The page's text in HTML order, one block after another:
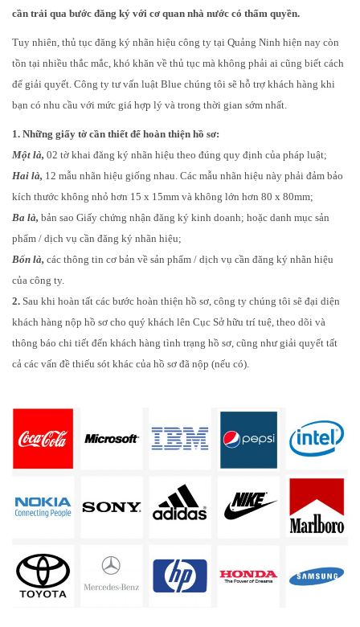
cần trải qua bước đăng ký với cơ quan nhà nước có thẩm quyền.
Tuy nhiên, thủ tục đăng ký nhãn hiệu công ty tại Quảng Ninh hiện nay còn
tồn tại nhiều thắc mắc, khó khăn về thủ tục mà không phải ai cũng biết cách
để giải quyết. Công ty tư vấn luật Blue chúng tôi sẽ hỗ trợ khách hàng khi
bạn có nhu cầu với mức giá hợp lý và trong thời gian sớm nhất.
1. Những giấy tờ cần thiết để hoàn thiện hồ sơ:
Một là, 02 tờ khai đăng ký nhãn hiệu theo đúng quy định của pháp luật;
Hai là, 12 mẫu nhãn hiệu giống nhau. Các mẫu nhãn hiệu này phải đảm bảo
kích thước không nhỏ hơn 15 x 15mm và không lớn hơn 80 x 80mm;
Ba là, bản sao Giấy chứng nhận đăng ký kinh doanh; hoặc danh mục sản
phẩm / dịch vụ cần đăng ký nhãn hiệu;
Bốn là, các thông tin cơ bản về sản phẩm / dịch vụ cần đăng ký nhãn hiệu
của công ty.
2. Sau khi hoàn tất các bước hoàn thiện hồ sơ, công ty chúng tôi sẽ đại diện
khách hàng nộp hồ sơ cho quý khách lên Cục Sở hữu trí tuệ, theo dõi và
thông báo chi tiết đến khách hàng tình trạng hồ sơ, cũng như giải quyết tất
cả các vấn đề thiếu sót khác của hồ sơ đã nộp (nếu có).